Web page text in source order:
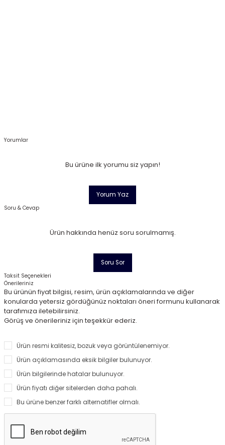
Yorumlar
Bu ürüne ilk yorumu siz yapın!
Yorum Yaz
Soru & Cevap
Ürün hakkında henüz soru sorulmamış.
Soru Sor
Taksit Seçenekleri
Önerileriniz
Bu ürünün fiyat bilgisi, resim, ürün açıklamalarında ve diğer
konularda yetersiz gördüğünüz noktaları öneri formunu kullanarak
tarafımıza iletebilirsiniz.
Görüş ve önerileriniz için teşekkür ederiz.
Ürün resmi kalitesiz, bozuk veya görüntülenemiyor.
Ürün açıklamasında eksik bilgiler bulunuyor.
Ürün bilgilerinde hatalar bulunuyor.
Ürün fiyatı diğer sitelerden daha pahalı.
Bu ürüne benzer farklı alternatifler olmalı.